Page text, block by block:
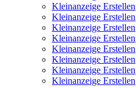
Kleinanzeige Erstellen
Kleinanzeige Erstellen
Kleinanzeige Erstellen
Kleinanzeige Erstellen
Kleinanzeige Erstellen
Kleinanzeige Erstellen
Kleinanzeige Erstellen
Kleinanzeige Erstellen